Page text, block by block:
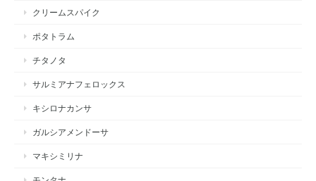
クリームスパイク
ポタトラム
チタノタ
サルミアナフェロックス
キシロナカンサ
ガルシアメンドーサ
マキシミリナ